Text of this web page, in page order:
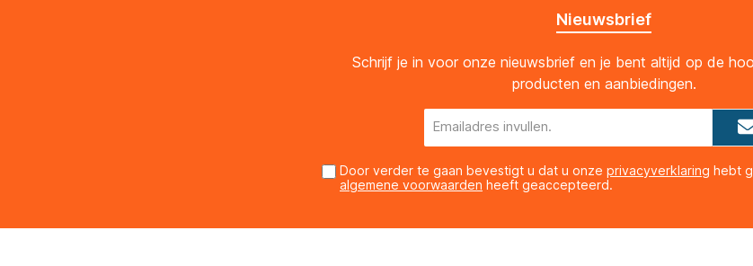
Nieuwsbrief
Schrijf je in voor onze nieuwsbrief en je bent altijd op de
producten en aanbiedingen.
Door verder te gaan bevestigt u dat u onze privacyverklaring hebt
algemene voorwaarden heeft geaccepteerd.